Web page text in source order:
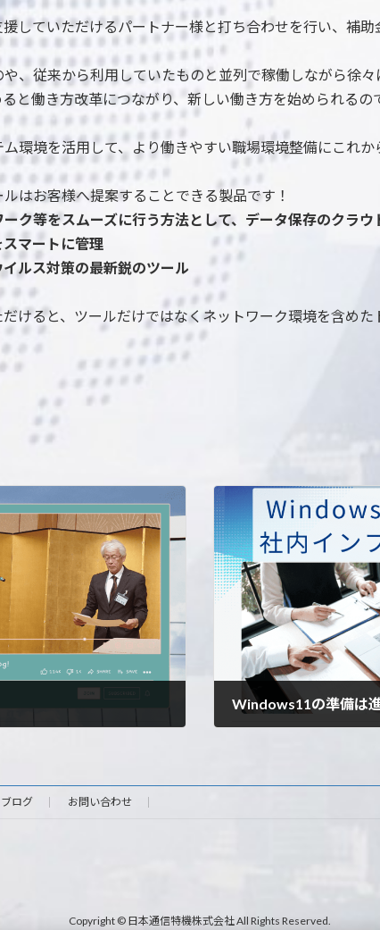
していただけるパートナー様と打ち合わせを行い、補
、従来から利用していたものと並列で稼働しながら徐々
と働き方改革につながり、新しい働き方を始められるの
環境を活用して、より働きやすい職場環境整備にこれか
はお客様へ提案することできる製品です！
ク等をスムーズに行う方法として、データ保存のクラウ
マートに管理
ルス対策の最新鋭のツール
けると、ツールだけではなくネットワーク環境を含めた
Windows11の準備は
ブログ お問い合わせ
Copyright © 日本通信特機株式会社 All Rights Reserved.